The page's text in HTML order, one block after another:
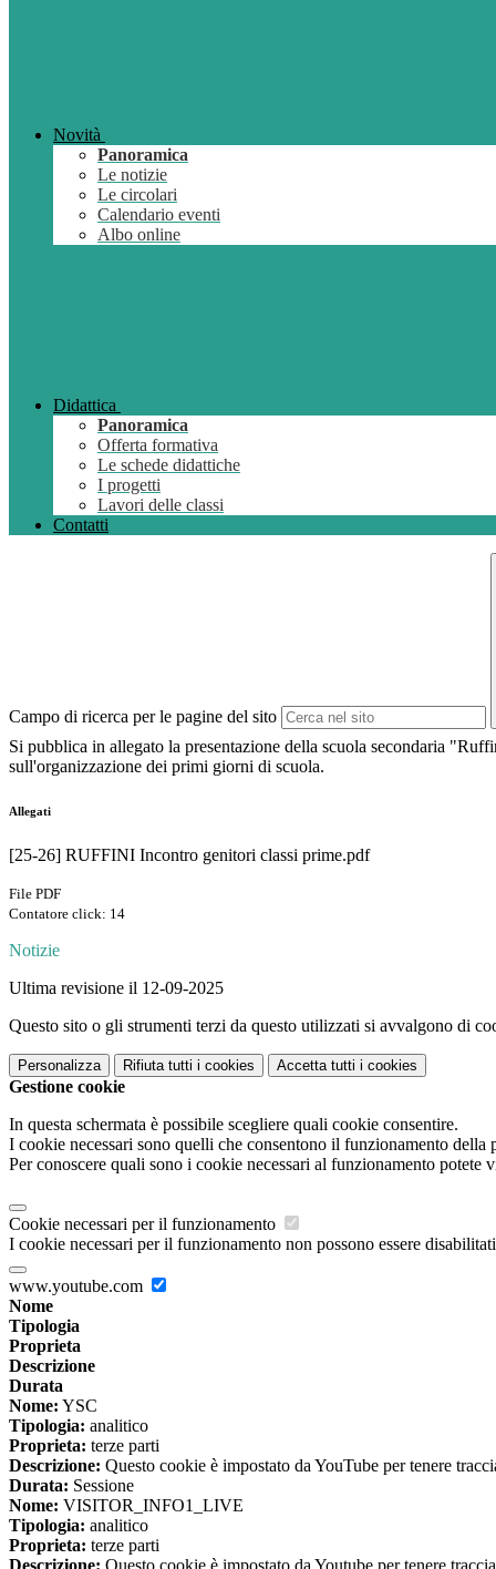
Novità
Panoramica
Le notizie
Le circolari
Calendario eventi
Albo online
Didattica
Panoramica
Offerta formativa
Le schede didattiche
I progetti
Lavori delle classi
Contatti
Campo di ricerca per le pagine del sito
Si pubblica in allegato la presentazione della scuola secondaria
sull'organizzazione dei primi giorni di scuola.
Allegati
[25-26] RUFFINI Incontro genitori classi prime.pdf
File PDF
Contatore click: 14
Notizie
Ultima revisione il 12-09-2025
Questo sito o gli strumenti terzi da questo utilizzati si avvalgono di
Personalizza Rifiuta tutti i cookies Accetta tutti i cookies
Gestione cookie
In questa schermata è possibile scegliere quali cookie consentire.
I cookie necessari sono quelli che consentono il funzionamento
Per conoscere quali sono i cookie necessari al funzionamento potete
Cookie necessari per il funzionamento
I cookie necessari per il funzionamento non possono essere
www.youtube.com
Nome
Tipologia
Proprieta
Descrizione
Durata
Nome: YSC
Tipologia: analitico
Proprieta: terze parti
Descrizione: Questo cookie è impostato da YouTube per tenere
Durata: Sessione
Nome: VISITOR_INFO1_LIVE
Tipologia: analitico
Proprieta: terze parti
Descrizione: Questo cookie è impostato da Youtube per tenere